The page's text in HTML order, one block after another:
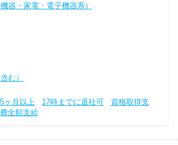
器・家電・電子機器系）
む）
ヶ月以上 17時までに退社可
資格取得支
全額支給